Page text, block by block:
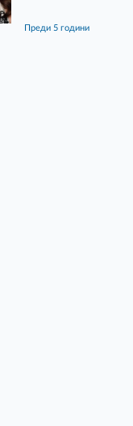
преди 5 години